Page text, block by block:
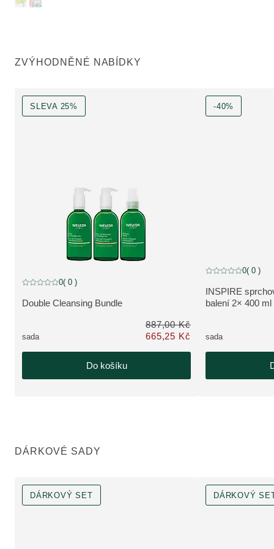
ZVÝHODNĚNÉ NABÍDKY
SLEVA 25%
Sleva 25%, Sleva
ZOBRAZIT PRODUKT:
Double Cleansing Bundle
Aktuální hodnocení: 0 z 5 hvězdiček hodnoceno 0 zákazníky
0( 0 )
sada
887,00 Kč
665,25 Kč
Do košíku
-40%
-40%, Sleva
ZOBRAZIT
INSPIRE
balení 2× 400 ml
Aktuální 0( 0 )
sada
DÁRKOVÉ SADY
DÁRKOVÝ SET DÁRKOVÝ